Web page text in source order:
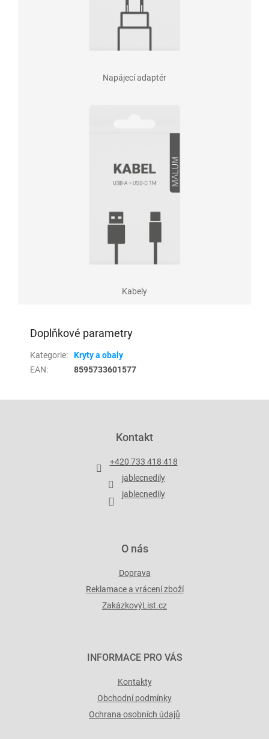
Napájecí adaptér
Kabely
Doplňkové parametry
Kategorie:
Kryty a obaly
EAN: 8595733601577
Kontakt
+420 733 418 418
jablecnedily
jablecnedily
O nás
Doprava
Reklamace a vrácení zboží
ZakázkovýList.cz
INFORMACE PRO VÁS
Kontakty
Obchodní podmínky
Ochrana osobních údajů